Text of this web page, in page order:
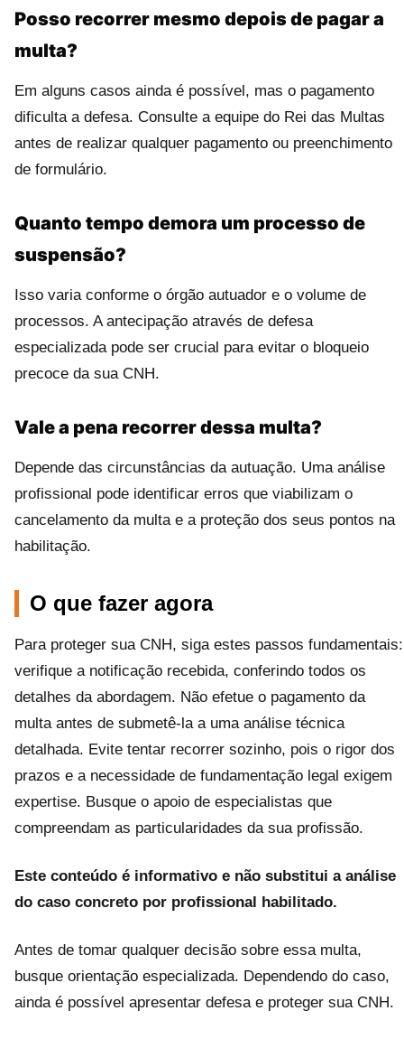
Posso recorrer mesmo depois de pagar a
multa?
Em alguns casos ainda é possível, mas o pagamento
dificulta a defesa. Consulte a equipe do Rei das Multas
antes de realizar qualquer pagamento ou preenchimento
de formulário.
Quanto tempo demora um processo de
suspensão?
Isso varia conforme o órgão autuador e o volume de
processos. A antecipação através de defesa
especializada pode ser crucial para evitar o bloqueio
precoce da sua CNH.
Vale a pena recorrer dessa multa?
Depende das circunstâncias da autuação. Uma análise
profissional pode identificar erros que viabilizam o
cancelamento da multa e a proteção dos seus pontos na
habilitação.
O que fazer agora
Para proteger sua CNH, siga estes passos fundamentais:
verifique a notificação recebida, conferindo todos os
detalhes da abordagem. Não efetue o pagamento da
multa antes de submetê-la a uma análise técnica
detalhada. Evite tentar recorrer sozinho, pois o rigor dos
prazos e a necessidade de fundamentação legal exigem
expertise. Busque o apoio de especialistas que
compreendam as particularidades da sua profissão.
Este conteúdo é informativo e não substitui a análise
do caso concreto por profissional habilitado.
Antes de tomar qualquer decisão sobre essa multa,
busque orientação especializada. Dependendo do caso,
ainda é possível apresentar defesa e proteger sua CNH.